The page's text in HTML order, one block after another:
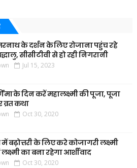
के दर्शन के लिए रोजाना पहुंच रहे
सीसीटीवी से हो रही निगरानी
Jul 15, 2023
के दिन करें महालक्ष्मी की पूजा, पूजा
व्रत कथा
Oct 30, 2020
बढ़ोत्तरी के लिए करे कोजागरी लक्ष्मी
का बना रहेगा आर्शीवाद
Oct 30, 2020